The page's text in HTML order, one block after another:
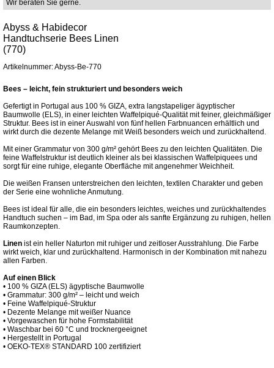
Wir beraten Sie gerne.
Abyss & Habidecor
Handtuchserie Bees Linen
(770)
Artikelnummer: Abyss-Be-770
Bees – leicht, fein strukturiert und besonders weich
Gefertigt in Portugal aus 100 % GIZA, extra langstapeliger ägyptischer
Baumwolle (ELS), in einer leichten Waffelpiqué-Qualität mit feiner, gleichmäßiger
Struktur. Bees ist in einer Auswahl von fünf hellen Farbnuancen erhältlich und
wirkt durch die dezente Melange mit Weiß besonders weich und zurückhaltend.
Mit einer Grammatur von 300 g/m² gehört Bees zu den leichten Qualitäten. Die
feine Waffelstruktur ist deutlich kleiner als bei klassischen Waffelpiquees und
sorgt für eine ruhige, elegante Oberfläche mit angenehmer Weichheit.
Die weißen Fransen unterstreichen den leichten, textilen Charakter und geben
der Serie eine wohnliche Anmutung.
Bees ist ideal für alle, die ein besonders leichtes, weiches und zurückhaltendes
Handtuch suchen – im Bad, im Spa oder als sanfte Ergänzung zu ruhigen, hellen
Raumkonzepten.
Linen ist ein heller Naturton mit ruhiger und zeitloser Ausstrahlung. Die Farbe
wirkt weich, klar und zurückhaltend. Harmonisch in der Kombination mit nahezu
allen Farben.
Auf einen Blick
• 100 % GIZA (ELS) ägyptische Baumwolle
• Grammatur: 300 g/m² – leicht und weich
• Feine Waffelpiqué-Struktur
• Dezente Melange mit weißer Nuance
• Vorgewaschen für hohe Formstabilität
• Waschbar bei 60 °C und trocknergeeignet
• Hergestellt in Portugal
• OEKO-TEX® STANDARD 100 zertifiziert